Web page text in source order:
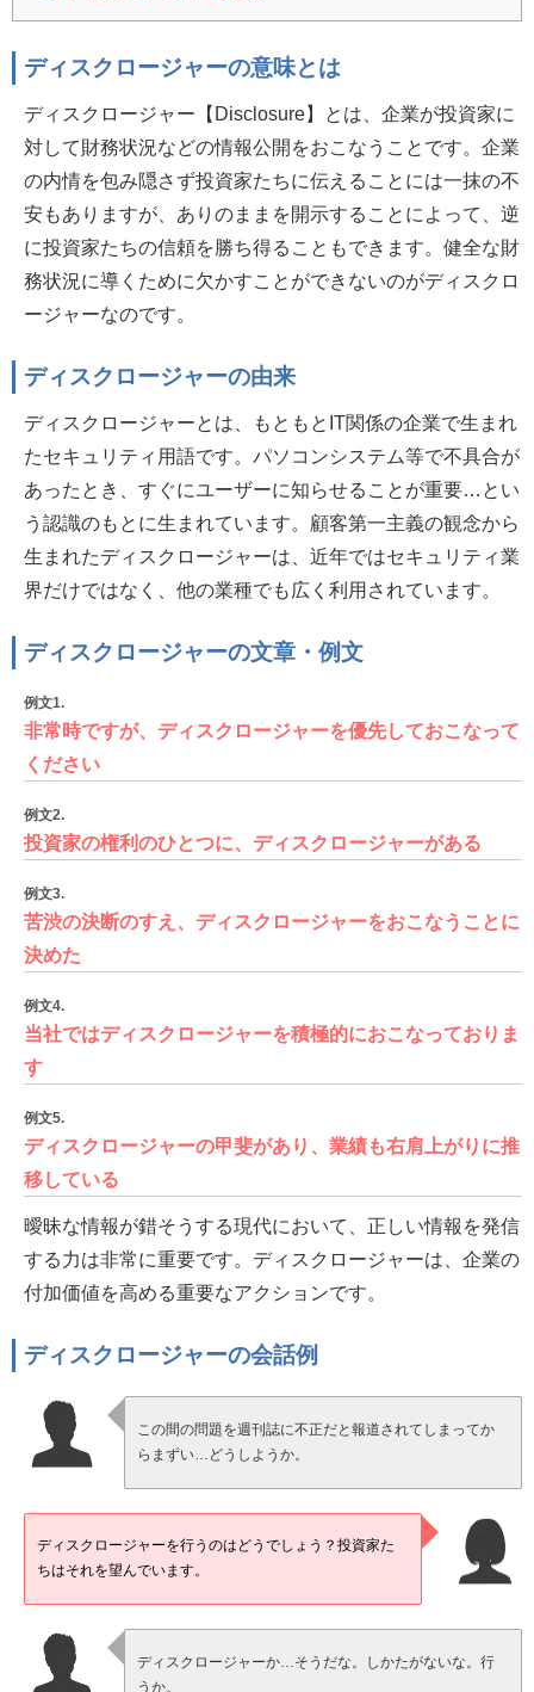
ディスクロージャーの意味とは
ディスクロージャー【Disclosure】とは、企業が投資家に
対して財務状況などの情報公開をおこなうことです。企業
の内情を包み隠さず投資家たちに伝えることには一抹の不
安もありますが、ありのままを開示することによって、逆
に投資家たちの信頼を勝ち得ることもできます。健全な財
務状況に導くために欠かすことができないのがディスクロ
ージャーなのです。
ディスクロージャーの由来
ディスクロージャーとは、もともとIT関係の企業で生まれ
たセキュリティ用語です。パソコンシステム等で不具合が
あったとき、すぐにユーザーに知らせることが重要…とい
う認識のもとに生まれています。顧客第一主義の観念から
生まれたディスクロージャーは、近年ではセキュリティ業
界だけではなく、他の業種でも広く利用されています。
ディスクロージャーの文章・例文
例文1.
非常時ですが、ディスクロージャーを優先しておこなって
ください
例文2.
投資家の権利のひとつに、ディスクロージャーがある
例文3.
苦渋の決断のすえ、ディスクロージャーをおこなうことに
決めた
例文4.
当社ではディスクロージャーを積極的におこなっておりま
す
例文5.
ディスクロージャーの甲斐があり、業績も右肩上がりに推
移している
曖昧な情報が錯そうする現代において、正しい情報を発信
する力は非常に重要です。ディスクロージャーは、企業の
付加価値を高める重要なアクションです。
ディスクロージャーの会話例
この間の問題を週刊誌に不正だと報道されてしまってか
らまずい…どうしようか。
ディスクロージャーを行うのはどうでしょう？投資家た
ちはそれを望んでいます。
ディスクロージャーか…そうだな。しかたがないな。行
うか。